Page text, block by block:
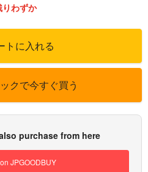
りわずか
トに入れる
クで今すぐ買う
purchase from here
JPGOODBUY